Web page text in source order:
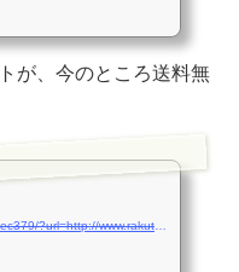
が、今のところ送料無